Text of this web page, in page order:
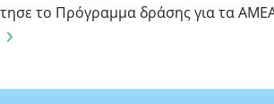
το Πρόγραμμα δράσης για τα